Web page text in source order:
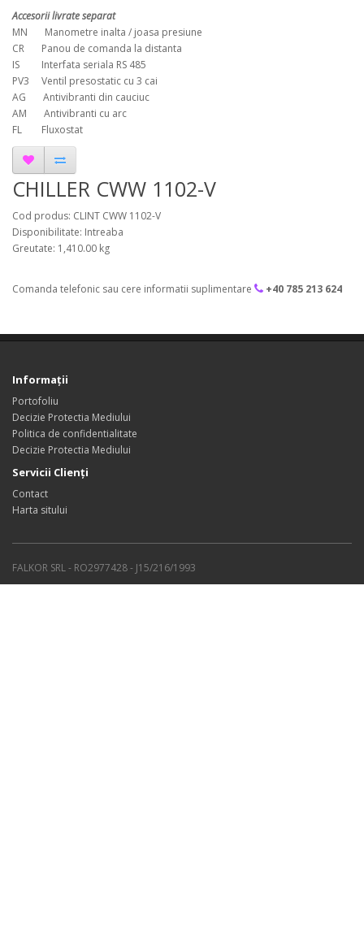
Accesorii livrate separat
MN Manometre inalta / joasa presiune
CR Panou de comanda la distanta
IS Interfata seriala RS 485
PV3 Ventil presostatic cu 3 cai
AG Antivibranti din cauciuc
AM Antivibranti cu arc
FL Fluxostat
CHILLER CWW 1102-V
Cod produs: CLINT CWW 1102-V
Disponibilitate: Intreaba
Greutate: 1,410.00 kg
Comanda telefonic sau cere informatii suplimentare +40 785 213 624
Informaţii
Portofoliu
Decizie Protectia Mediului
Politica de confidentialitate
Decizie Protectia Mediului
Servicii Clienţi
Contact
Harta sitului
FALKOR SRL - RO2977428 - J15/216/1993